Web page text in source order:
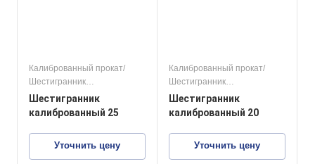
Калиброванный прокат/
Шестигранник
калиброванный
конструкционные стали
Шестигранник
калиброванный 25
Уточнить цену
Калиброванный прокат/
Шестигранник
калиброванный
конструкционные стали
Шестигранник
калиброванный 20
Уточнить цену